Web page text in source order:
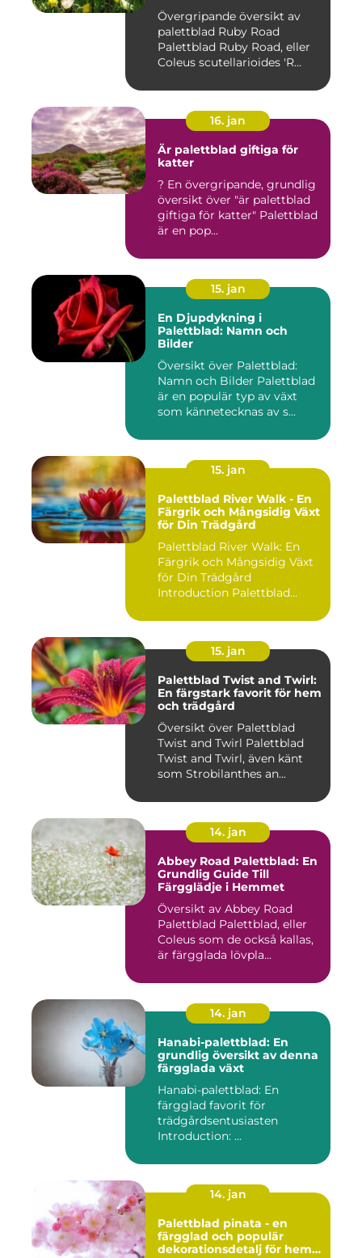
Övergripande översikt av
palettblad Ruby Road
Palettblad Ruby Road, eller
Coleus scutellarioides 'R...
16. jan
Är palettblad giftiga för
katter
? En övergripande, grundlig
översikt över "är palettblad
giftiga för katter" Palettblad
är en pop...
15. jan
En Djupdykning i
Palettblad: Namn och
Bilder
Översikt över Palettblad:
Namn och Bilder Palettblad
är en populär typ av växt
som kännetecknas av s...
15. jan
Palettblad River Walk - En
Färgrik och Mångsidig Växt
för Din Trädgård
Palettblad River Walk: En
Färgrik och Mångsidig Växt
för Din Trädgård
Introduction Palettblad
15. jan
Palettblad Twist and Twirl:
En färgstark favorit för hem
och trädgård
Översikt över Palettblad
Twist and Twirl Palettblad
Twist and Twirl, även känt
som Strobilanthes an...
14. jan
Abbey Road Palettblad: En
Grundlig Guide Till
Färgglädje i Hemmet
Översikt av Abbey Road
Palettblad Palettblad, eller
Coleus som de också kallas,
är färgglada lövpla...
14. jan
Hanabi-palettblad: En
grundlig översikt av denna
färgglada växt
Hanabi-palettblad: En
färgglad favorit för
trädgårdsentusiasten
Introduction: ...
14. jan
Palettblad pinata - en
färgglad och populär
dekorationsdetalj för hem